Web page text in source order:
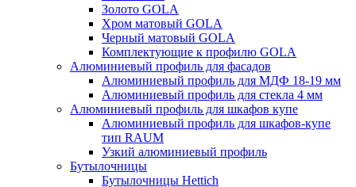
Золото GOLA
Хром матовый GOLA
Черный матовый GOLA
Комплектующие к профилю GOLA
Алюминиевый профиль для фасадов
Алюминиевый профиль для МДФ 18-19 мм
Алюминиевый профиль для стекла 4 мм
Алюминиевый профиль для шкафов купе
Алюминиевый профиль для шкафов-купе
тип RAUM
Узкий алюминиевый профиль
Бутылочницы
Бутылочницы Hettich